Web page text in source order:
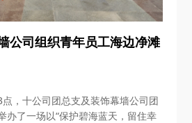
公司组织青年员工海边净滩
，十公司团总支及装饰幕墙公司团
办了一场以“保护碧海蓝天，留住幸